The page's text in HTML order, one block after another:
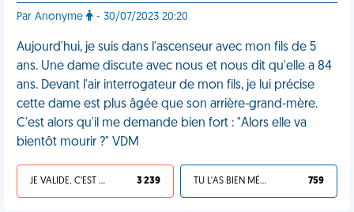
Par Anonyme - 30/07/2023 20:20
Aujourd'hui, je suis dans l'ascenseur avec mon fils de 5
ans. Une dame discute avec nous et nous dit qu'elle a 84
ans. Devant l'air interrogateur de mon fils, je lui précise
cette dame est plus âgée que son arrière-grand-mère.
C'est alors qu'il me demande bien fort : "Alors elle va
bientôt mourir ?" VDM
JE VALIDE, C'EST UNE VDM 3 239 TU L'AS BIEN MÉRITÉ 759